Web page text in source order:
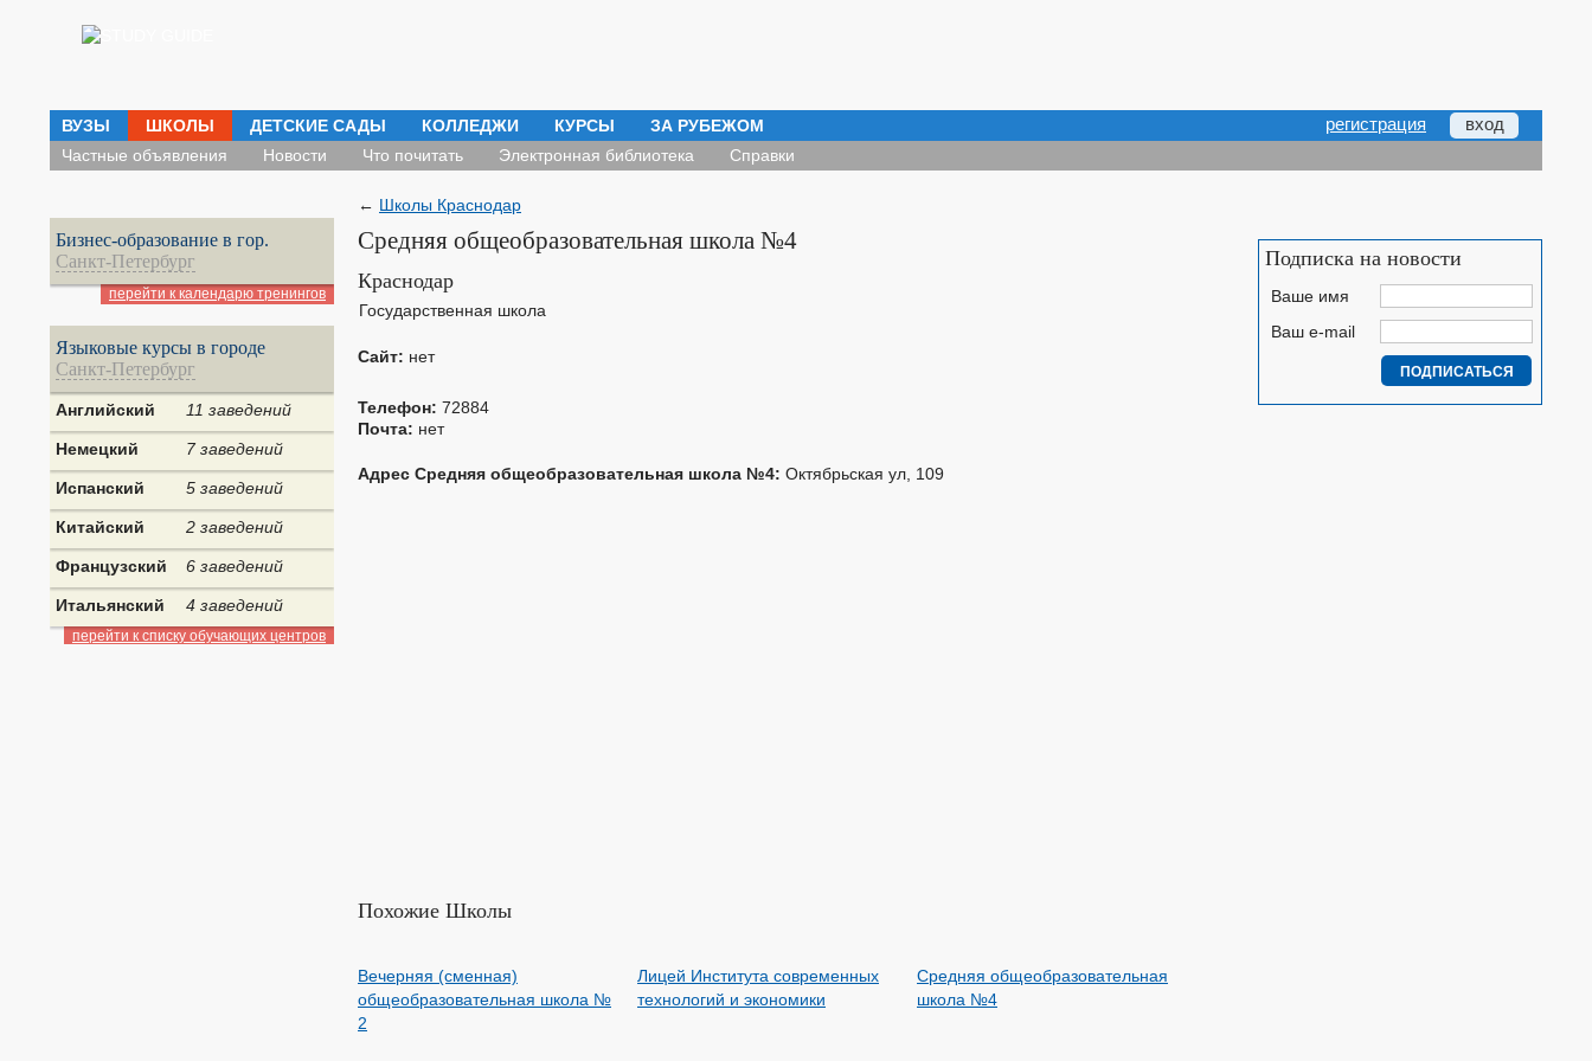
ВУЗЫ ШКОЛЫ ДЕТСКИЕ САДЫ КОЛЛЕДЖИ КУРСЫ ЗА РУБЕЖОМ регистрация вход
Частные объявления Новости Что почитать Электронная библиотека Справки
← Школы Краснодар
Cредняя общеобразовательная школа №4
Краснодар
Государственная школа
Сайт: нет
Телефон: 72884
Почта: нет
Адрес Cредняя общеобразовательная школа №4: Октябрьская ул, 109
Похожие Школы
Вечерняя (сменная)
общеобразовательная школа №
2
Лицей Института современных
технологий и экономики
Cредняя общеобразовательная
школа №4
Бизнес-образование в гор.
Санкт-Петербург
перейти к календарю тренингов
Языковые курсы в городе
Санкт-Петербург
Английский 11 заведений
Немецкий 7 заведений
Испанский 5 заведений
Китайский 2 заведений
Французский 6 заведений
Итальянский 4 заведений
перейти к списку обучающих центров
Подписка на новости
Ваше имя
Ваш e-mail